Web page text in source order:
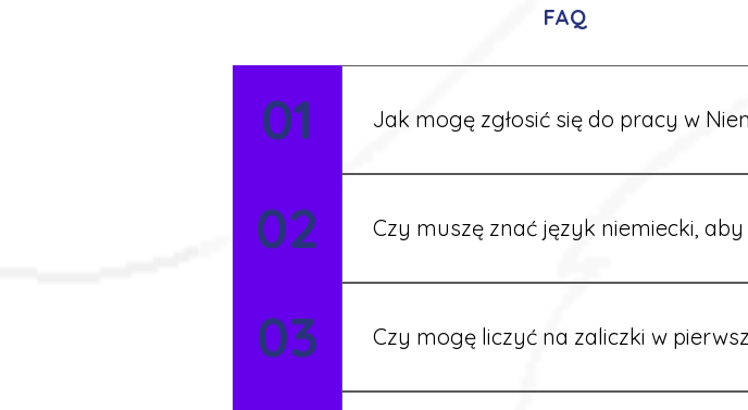
FAQ
01 Jak mogę zgłosić się do pracy w
Możesz wypełnić formularz zgłoszeniowy na
02 Czy muszę znać język niemiecki,
Nie zawsze – wiele ofert nie wymaga
03 Czy mogę liczyć na zaliczki w
Tak, w wyjątkowych sytuacjach możesz